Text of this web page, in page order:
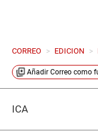
CORREO > EDICION >
Añadir Correo como
ICA